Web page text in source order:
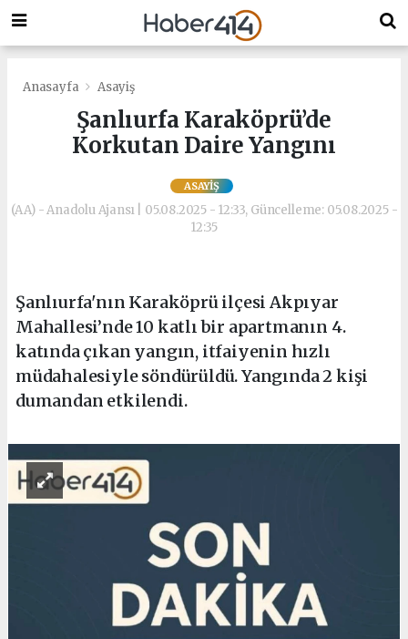
Anasayfa Asayiş
Şanlıurfa Karaköprü’de
Korkutan Daire Yangını
ASAYIŞ
(AA) - Anadolu Ajansı | 05.08.2025 - 12:33, Güncelleme: 05.08.2025 -
12:35
Şanlıurfa'nın Karaköprü ilçesi Akpıyar
Mahallesi’nde 10 katlı bir apartmanın 4.
katında çıkan yangın, itfaiyenin hızlı
müdahalesiyle söndürüldü. Yangında 2 kişi
dumandan etkilendi.